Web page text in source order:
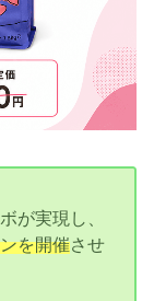
が実現し、
を開催させ